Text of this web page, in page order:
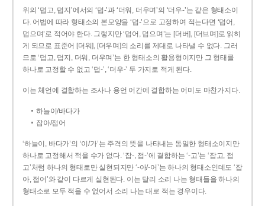
위의 ‘덥고, 덥지’에서의 ‘덥-­’과 ‘더워, 더우며’의 ‘더우-­’는 같은 형태소이
다. 어법에 따라 형태소의 본모양을 ‘덥-­’으로 고정하여 적는다면 ‘덥어,
덥으며’로 적어야 한다. 그렇지만 ‘덥어, 덥으며’는 [더버], [더브며]로 읽히
게 되므로 표준어 [더워], [더우며]의 소리를 제대로 나타낼 수 없다. 그러
므로 ‘덥고, 덥지, 더워, 더우며’는 한 형태소의 활용형이지만 그 형태를
하나로 고정할 수 없고 ‘덥-’, ‘더우-’ 두 가지로 적게 된다.
이는 체언에 결합하는 조사나 용언 어간에 결합하는 어미도 마찬가지다.
하늘이/바다가
잡아/접어
‘하늘이, 바다가’의 ‘이/가’는 주격의 뜻을 나타내는 동일한 형태소이지만
하나로 고정해서 적을 수가 없다. ‘잡-, 접-’에 결합하는 ‘-고’는 ‘잡고, 접
고’처럼 하나의 형태로만 실현되지만 ‘-아/-어’는 하나의 형태소인데도 ‘잡
아, 접어’와 같이 다르게 실현된다. 이는 달리 소리 나는 형태들을 하나의
형태소로 모두 적을 수 없어서 소리 나는 대로 적는 경우이다.